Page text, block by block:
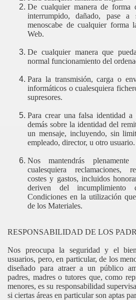
De cualquier manera de forma
interrumpido, dañado, pase
menoscabe de cualquier forma
Web.
De cualquier manera que
normal funcionamiento del
Para la transmisión, carga o
informáticos o cualesquiera
supresores.
Para crear una falsa identidad
demás sobre la identidad del
un mensaje, incluyendo, sin
empleado, director, u otro usuario.
Nos mantendrás
cualesquiera reclamaciones,
costes y gastos, incluidos
deriven del
Condiciones en la utilización
de los Materiales.
RESPONSABILIDAD DE LOS
Nos preocupa la seguridad y el
usuarios, pero, en particular, de los
diseñado para atraer a un público
padres, madres o tutores que, como
menores, es su responsabilidad
si ciertas áreas en particular son aptas